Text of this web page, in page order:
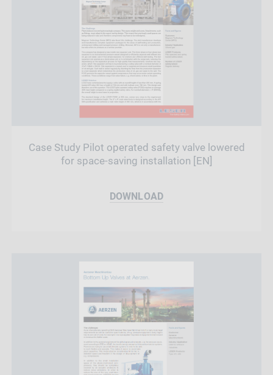
Case Study Pilot operated safety valve lowered
for space-saving installation [EN]
DOWNLOAD